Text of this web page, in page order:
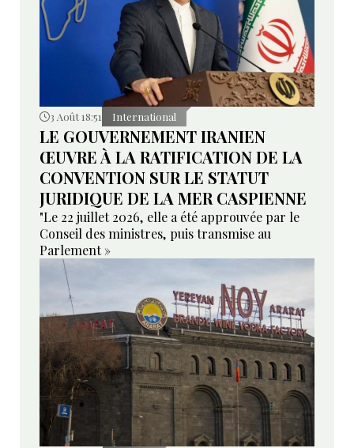
3 Août 18:51 International
LE GOUVERNEMENT IRANIEN
ŒUVRE À LA RATIFICATION DE LA
CONVENTION SUR LE STATUT
JURIDIQUE DE LA MER CASPIENNE
"Le 22 juillet 2026, elle a été approuvée par le
Conseil des ministres, puis transmise au
Parlement »